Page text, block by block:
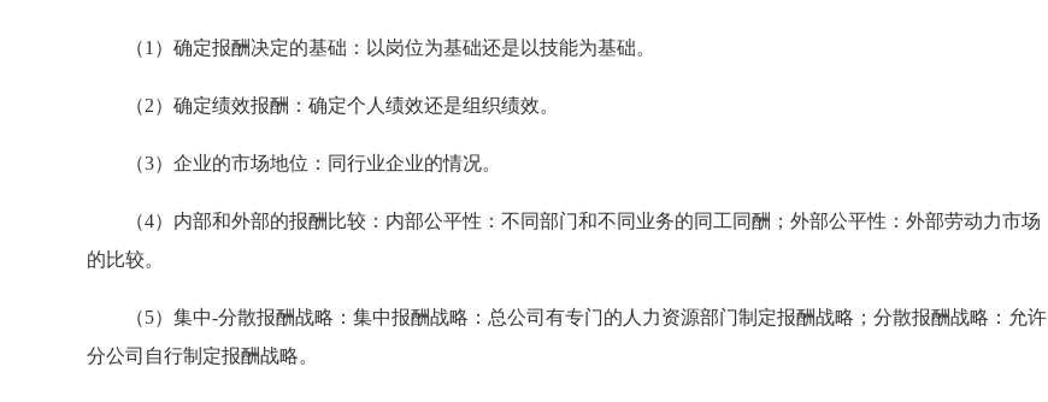
（1）确定报酬决定的基础：以岗位为基础还是以技能为基础。
（2）确定绩效报酬：确定个人绩效还是组织绩效。
（3）企业的市场地位：同行业企业的情况。
（4）内部和外部的报酬比较：内部公平性：不同部门和不同业务的同工同酬；外部公平性：外部劳动力市场
的比较。
（5）集中-分散报酬战略：集中报酬战略：总公司有专门的人力资源部门制定报酬战略；分散报酬战略：允许
分公司自行制定报酬战略。